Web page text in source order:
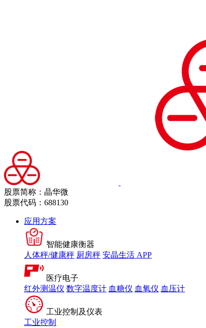
股票简称：晶华微
股票代码：688130
应用方案
智能健康衡器
人体秤/健康秤 厨房秤 安晶生活 APP
医疗电子
红外测温仪 数字温度计 血糖仪 血氧仪 血压计
工业控制及仪表
工业控制